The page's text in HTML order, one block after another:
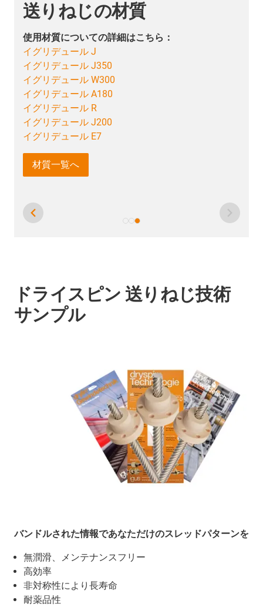
ます。
験は不
多数
使用事例の一例
ドライリン送りねじは、様々な使用条件に対応
幅広い作業にお使いいただけます。
► ソーラー技術
► 研究設備
► 鉄道
►包装機械
►その他多数
送りねじ技術の使用事例へ
ドライスピン 送りねじ技術
サンプル
バンドルされた情報であなただけのスレッドパターンを
無潤滑、メンテナンスフリー
高効率
非対称性により長寿命
耐薬品性